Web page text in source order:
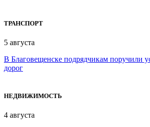
ТРАНСПОРТ
5 августа
В Благовещенске подрядчикам поручили
дорог
НЕДВИЖИМОСТЬ
4 августа